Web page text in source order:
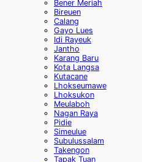
Bener Meriah
Bireuen
Calang
Gayo Lues
Idi Rayeuk
Jantho
Karang Baru
Kota Langsa
Kutacane
Lhokseumawe
Lhoksukon
Meulaboh
Nagan Raya
Pidie
Simeulue
Subulussalam
Takengon
Tapak Tuan